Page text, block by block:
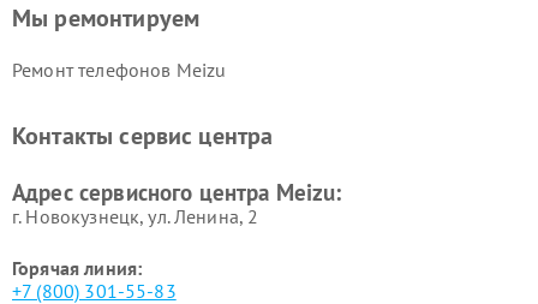
Мы ремонтируем
Ремонт телефонов Meizu
Контакты сервис центра
Адрес сервисного центра Meizu:
г. Новокузнецк, ул. Ленина, 2
Горячая линия:
+7 (800) 301-55-83